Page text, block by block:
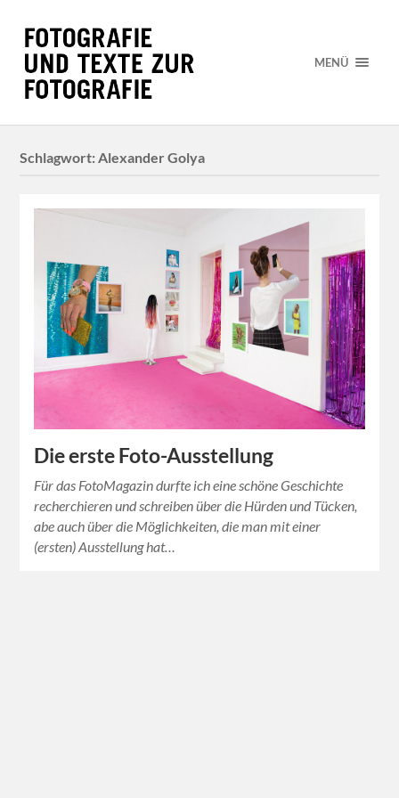
MENÜ
Schlagwort:Alexander Golya
Die erste Foto-Ausstellung
Für das FotoMagazin durfte ich eine schöne Geschichte
recherchieren und schreiben über die Hürden und Tücken,
abe auch über die Möglichkeiten, die man mit einer
(ersten) Ausstellung hat…